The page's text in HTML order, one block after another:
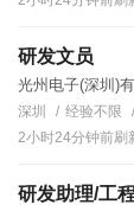
研发文员
光州电子(深圳)
深圳 经验不限
2小时24分钟前刷
研发助理/工